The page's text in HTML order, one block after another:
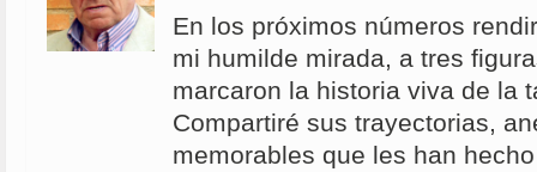
En los próximos números
mi humilde mirada, a tres
marcaron la historia viva de la
Compartiré sus trayectorias,
memorables que les han